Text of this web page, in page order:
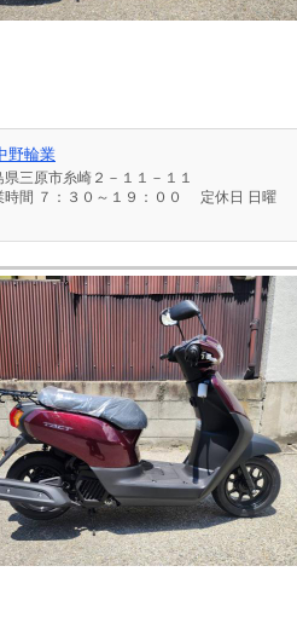
野輪業
県三原市糸崎２－１１－１１
時間 ７：３０～１９：００ 定休日 日曜